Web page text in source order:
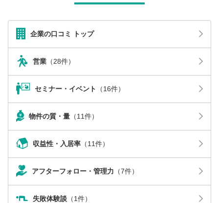
企業の口コミ トップ
営業 （28件）
セミナー・イベント （16件）
物件の質・量 （11件）
収益性・入居率 （11件）
アフターフォロー・管理力 （7件）
失敗体験談 （1件）